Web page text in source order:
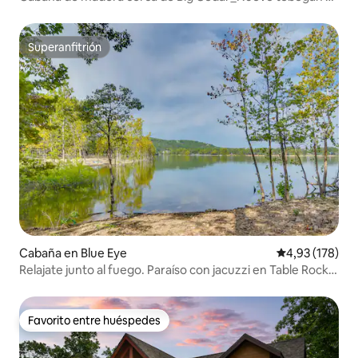
Superanfitrión
Superanfitrión
Cabaña en Blue Eye Calificación
4,93 (178)
Relajate junto al fuego. Paraíso con jacuzzi en Table Rock
Favorito entre huéspedes
Favorito entre huéspedes